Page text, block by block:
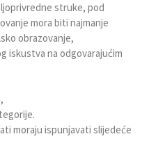
struke, pod
mora biti najmanje
obrazovanje,
iskustva na odgovarajućim
ispunjavati slijedeće